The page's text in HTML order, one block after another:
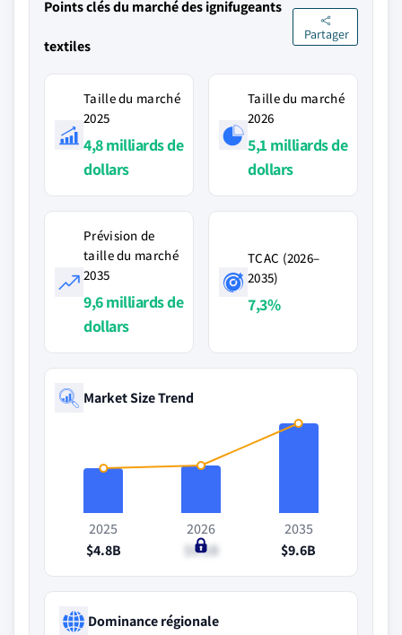
Points clés du marché des ignifugeants
textiles
Partager
Taille du marché
2025
4,8 milliards de
dollars
Taille du marché
2026
5,1 milliards de
dollars
Prévision de
taille du marché
2035
9,6 milliards de
dollars
TCAC (2026–
2035)
7,3%
Market Size Trend
2025
$4.8B
2026
$5.1B
2035
$9.6B
Dominance régionale